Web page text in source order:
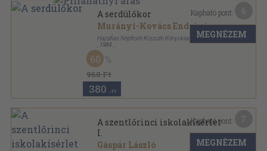
A serdülőkor
Murányi-Kovács Endréné
Hazafias Népfront-Kossuth Könyvkiadó
1984
Ragasztott papírkötés
Szülőknek-nevelésről sorozat
960 Ft
60
380 ,-Ft
Kapható pont:
MEGNÉZEM
A szentlőrinci iskolakísérlet
I.
Gáspár László
Kapható pont:
MEGNÉZEM